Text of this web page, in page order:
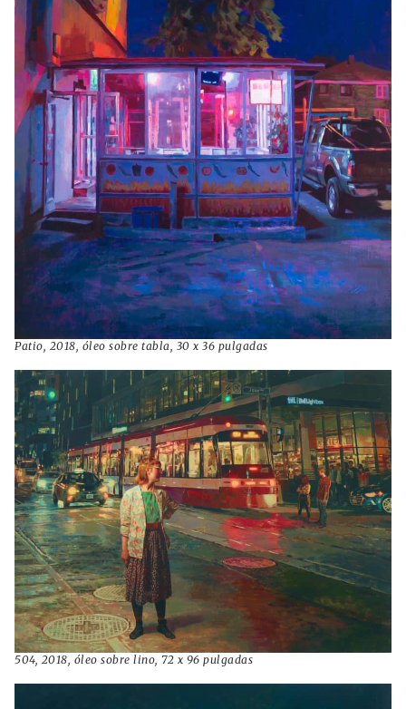
Patio, 2018, óleo sobre tabla, 30 x 36 pulgadas
504, 2018, óleo sobre lino, 72 x 96 pulgadas